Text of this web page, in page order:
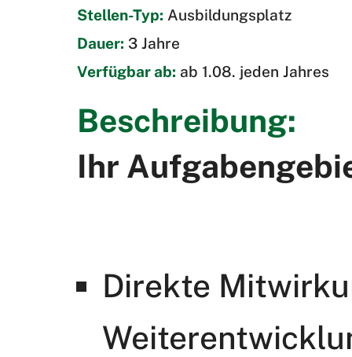
Stellen-Typ: Ausbildungsplatz
Dauer: 3 Jahre
Verfügbar ab: ab 1.08. jeden Jahres
Beschreibung:
Ihr
Direkte